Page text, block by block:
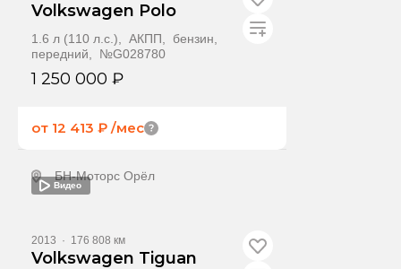
Volkswagen Polo
1.6 л (110 л.с.), АКПП, бензин,
передний, №G028780
1 250 000 ₽
от 12 413 ₽ /мес
БН-Моторс Орёл
Видео
2013 · 176 808 км
Volkswagen Tiguan